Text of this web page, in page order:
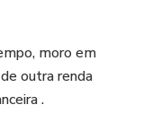
moro em
outra renda
.